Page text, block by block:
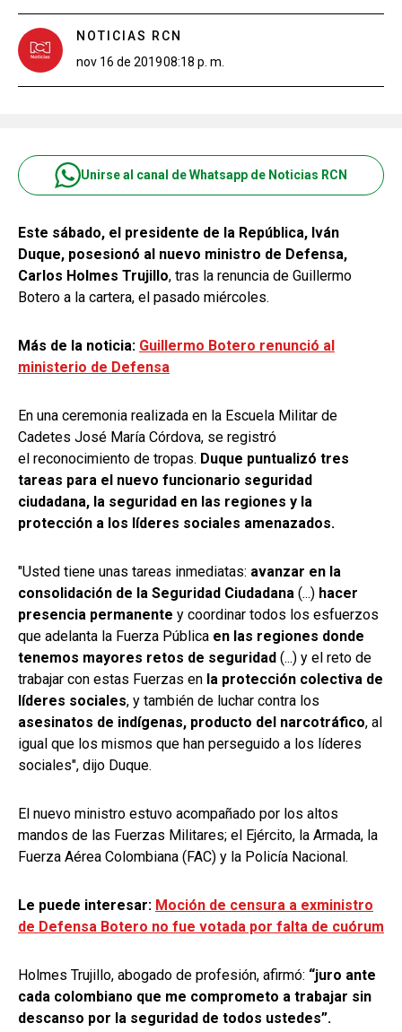
NOTICIAS RCN
nov 16 de 201908:18 p. m.
Unirse al canal de Whatsapp de Noticias RCN
Este sábado, el presidente de la República, Iván
Duque, posesionó al nuevo ministro de Defensa,
Carlos Holmes Trujillo, tras la renuncia de Guillermo
Botero a la cartera, el pasado miércoles.
Más de la noticia: Guillermo Botero renunció al
ministerio de Defensa
En una ceremonia realizada en la Escuela Militar de
Cadetes José María Córdova, se registró
el reconocimiento de tropas. Duque puntualizó tres
tareas para el nuevo funcionario seguridad
ciudadana, la seguridad en las regiones y la
protección a los líderes sociales amenazados.
"Usted tiene unas tareas inmediatas: avanzar en la
consolidación de la Seguridad Ciudadana (...) hacer
presencia permanente y coordinar todos los esfuerzos
que adelanta la Fuerza Pública en las regiones donde
tenemos mayores retos de seguridad (...) y el reto de
trabajar con estas Fuerzas en la protección colectiva de
líderes sociales, y también de luchar contra los
asesinatos de indígenas, producto del narcotráfico, al
igual que los mismos que han perseguido a los líderes
sociales", dijo Duque.
El nuevo ministro estuvo acompañado por los altos
mandos de las Fuerzas Militares; el Ejército, la Armada, la
Fuerza Aérea Colombiana (FAC) y la Policía Nacional.
Le puede interesar: Moción de censura a exministro
de Defensa Botero no fue votada por falta de cuórum
Holmes Trujillo, abogado de profesión, afirmó: “juro ante
cada colombiano que me comprometo a trabajar sin
descanso por la seguridad de todos ustedes”.